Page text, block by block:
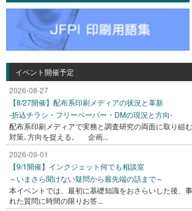
イベント開催予定
2026-08-27
【8/27開催】配布系印刷メディアの状況と革新
-折込チラシ・フリーペーパー・DMの現況と方向-
配布系印刷メディアで実務と調査研究の両面に取り組
対策､方向を捉える。 企画...
2026-09-01
【9/1開催】インクジェット何でも相談室
～いまさら聞けない疑問から最先端の話まで～
本イベントでは、最初に基礎知識をおさらいした後、
れた質問に時間の限りお答...